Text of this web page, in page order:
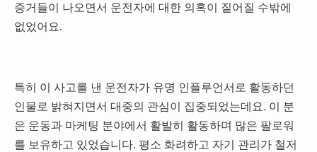
증거들이 나오면서 운전자에 대한 의혹이 짙어질 수밖에
없었어요.
특히 이 사고를 낸 운전자가 유명 인플루언서로 활동하던
인물로 밝혀지면서 대중의 관심이 집중되었는데요. 이 분
은 운동과 마케팅 분야에서 활발히 활동하며 많은 팔로워
를 보유하고 있었습니다. 평소 화려하고 자기 관리가 철저